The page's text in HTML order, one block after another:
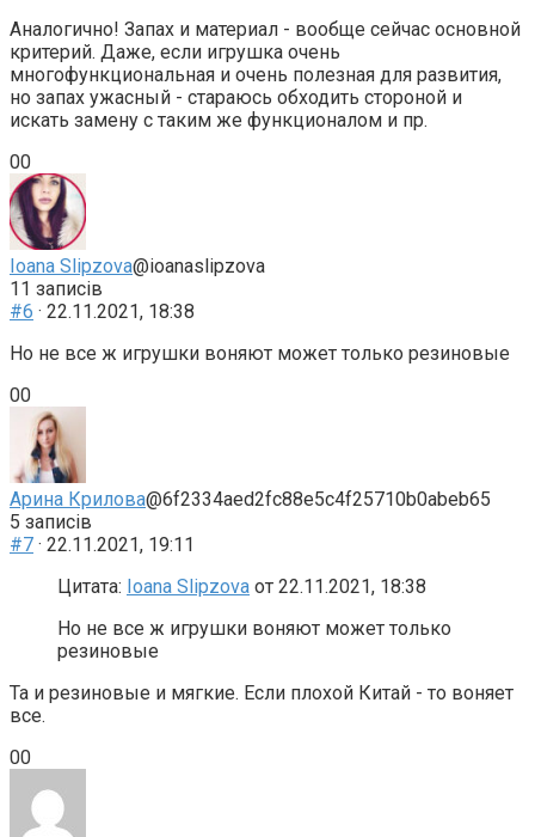
Аналогично! Запах и материал - вообще сейчас основной
критерий. Даже, если игрушка очень
многофункциональная и очень полезная для развития,
но запах ужасный - стараюсь обходить стороной и
искать замену с таким же функционалом и пр.
Голосуйте
-
палець
донизу.
0Голосуйте
-
палець
доверху.
0
Ioana Slipzova@ioanaslipzova
11 записів
#6 · 22.11.2021, 18:38
Но не все ж игрушки воняют может только резиновые
Голосуйте
палець
донизу.
0Голосуйте
палець
доверху.
0
Арина Крилова@6f2334aed2fc88e5c4f25710b0abeb65
5 записів
#7 · 22.11.2021, 19:11
Цитата: Ioana Slipzova от 22.11.2021, 18:38
Но не все ж игрушки воняют может только
резиновые
Та и резиновые и мягкие. Если плохой Китай - то воняет
все.
Голосуйте
палець
донизу.
0Голосуйте
палець
доверху.
0